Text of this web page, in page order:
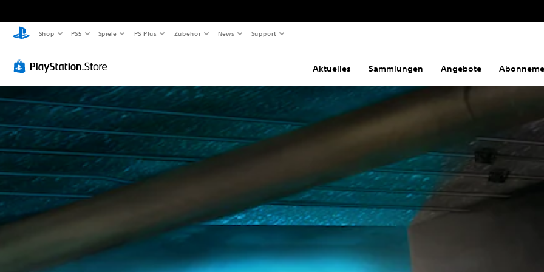
Shop PS5 Spiele PS Plus Zubehör News Support
Aktuelles Sammlungen Angebote